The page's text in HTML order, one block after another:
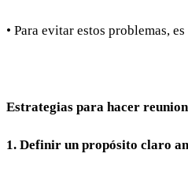
• Para evitar estos problemas,
Estrategias para hacer
1. Definir un propósito claro